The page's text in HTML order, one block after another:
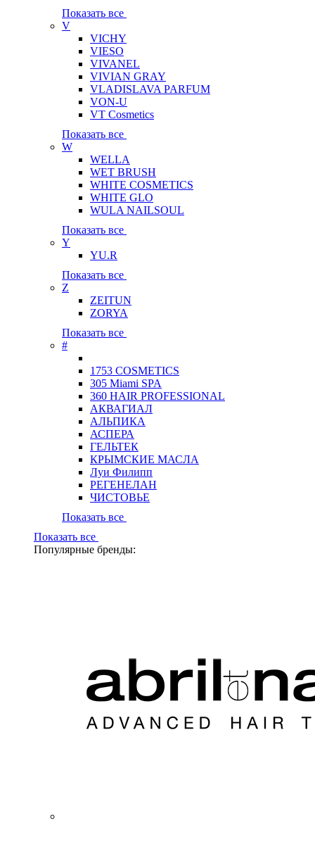
Показать все
V
VICHY
VIESO
VIVANEL
VIVIAN GRAY
VLADISLAVA PARFUM
VON-U
VT Cosmetics
Показать все
W
WELLA
WET BRUSH
WHITE COSMETICS
WHITE GLO
WULA NAILSOUL
Показать все
Y
YU.R
Показать все
Z
ZEITUN
ZORYA
Показать все
#
1753 COSMETICS
305 Miami SPA
360 HAIR PROFESSIONAL
АКВАГИАЛ
АЛЬПИКА
АСПЕРА
ГЕЛЬТЕК
КРЫМСКИЕ МАСЛА
Луи Филипп
РЕГЕНЕЛАН
ЧИСТОВЬЕ
Показать все
Показать все
Популярные бренды: